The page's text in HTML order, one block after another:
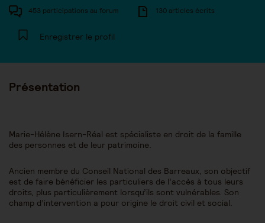
453 participations au forum 130 articles écrits
Enregistrer le profil
Présentation
Marie-Hélène Isern-Réal est spécialiste en droit de la famille
des personnes et de leur patrimoine.
Ancien membre du Conseil National des Barreaux, son objectif
est de faire bénéficier les particuliers de l’accès à tous leurs
droits, plus particulièrement lorsqu’ils sont vulnérables. Son
champ d’intervention a pour origine le droit civil et social.